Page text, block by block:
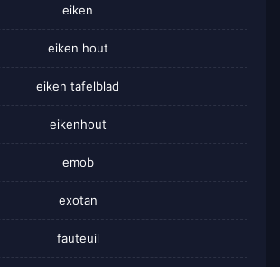
eiken
eiken hout
eiken tafelblad
eikenhout
emob
exotan
fauteuil